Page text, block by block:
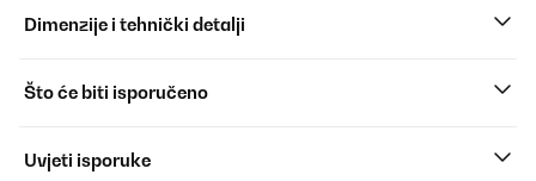
Dimenzije i tehnički detalji
Što će biti isporučeno
Uvjeti isporuke